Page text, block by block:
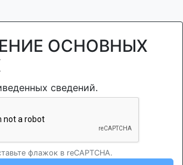
ОСНОВНЫХ
сведений.
флажок в reCAPTCHA.